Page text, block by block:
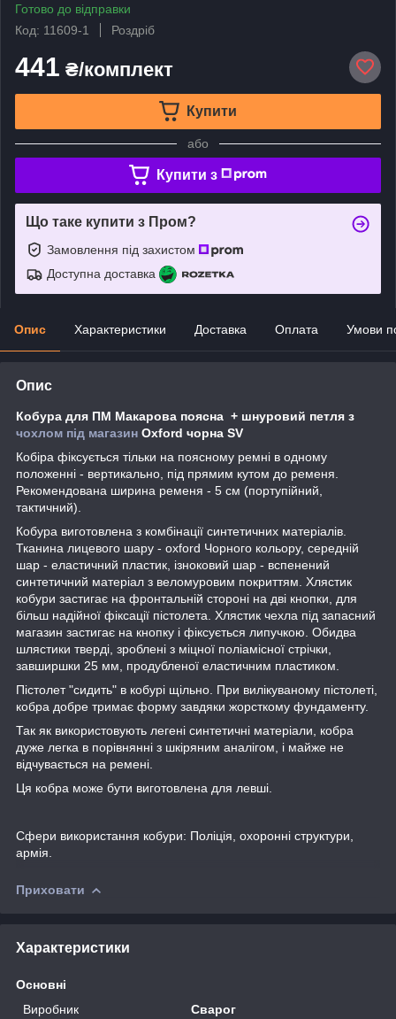
Готово до відправки
Код: 11609-1
Роздріб
441 ₴/комплект
Купити
або
Купити з
Що таке купити з Пром?
Замовлення під захистом
Доступна доставка
Опис Характеристики Доставка Оплата Умови
Опис
Кобура для ПМ Макарова поясна + шнуровий петля з
чохлом під магазин Oxford чорна SV
Кобіра фіксується тільки на поясному ремні в одному
положенні - вертикально, під прямим кутом до ременя.
Рекомендована ширина ременя - 5 см (портупійний,
тактичний).
Кобура виготовлена з комбінації синтетичних матеріалів.
Тканина лицевого шару - oxford Чорного кольору, середній
шар - еластичний пластик, ізноковий шар - вспенений
синтетичний матеріал з веломуровим покриттям. Хлястик
кобури застигає на фронтальній стороні на дві кнопки, для
більш надійної фіксації пістолета. Хлястик чехла під запасний
магазин застигає на кнопку і фіксується липучкою. Обидва
шлястики тверді, зроблені з міцної поліамісної стрічки,
завширшки 25 мм, продубленої еластичним пластиком.
Пістолет "сидить" в кобурі щільно. При вилікуваному пістолеті,
кобра добре тримає форму завдяки жорсткому фундаменту.
Так як використовують легені синтетичні матеріали, кобра
дуже легка в порівнянні з шкіряним аналігом, і майже не
відчувається на ремені.
Ця кобра може бути виготовлена для левші.
Сфери використання кобури: Поліція, охоронні структури,
армія.
Приховати
Характеристики
Основні
Виробник
Сварог